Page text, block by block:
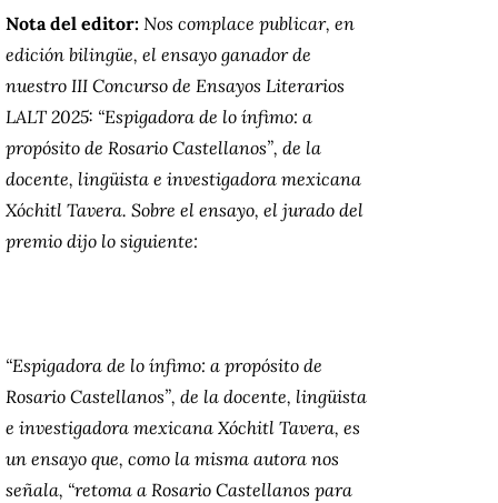
Nota del editor: Nos complace publicar, en
edición bilingüe, el ensayo ganador de
nuestro III Concurso de Ensayos Literarios
LALT 2025: “Espigadora de lo ínfimo: a
propósito de Rosario Castellanos”, de la
docente, lingüista e investigadora mexicana
Xóchitl Tavera. Sobre el ensayo, el jurado del
premio dijo lo siguiente:
“Espigadora de lo ínfimo: a propósito de
Rosario Castellanos”, de la docente, lingüista
e investigadora mexicana Xóchitl Tavera, es
un ensayo que, como la misma autora nos
señala, “retoma a Rosario Castellanos para